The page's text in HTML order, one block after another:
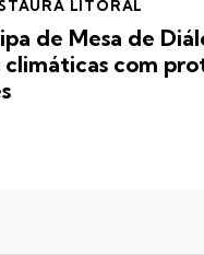
LITORAL
de Mesa de
climáticas com